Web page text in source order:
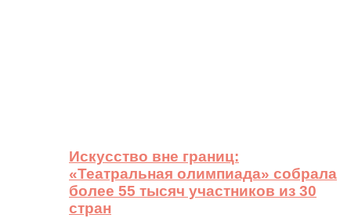
Искусство вне границ:
«Театральная олимпиада» собрала
более 55 тысяч участников из 30
стран